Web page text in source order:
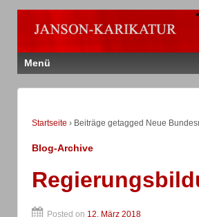
Menü
Startseite › Beiträge getagged Neue
Blog-Archive
Posted on 12. März 2018